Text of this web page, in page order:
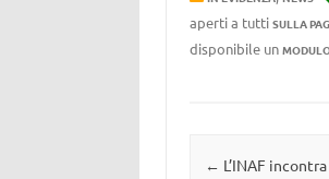
aperti a tutti SULLA
disponibile un
Navigazione
← L’INAF